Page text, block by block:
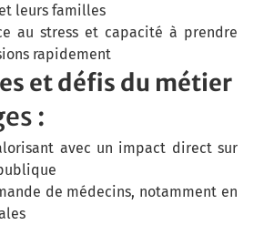
leurs familles
au stress et capacité à prendre
rapidement
et défis du métier
:
avec un impact direct sur
de médecins, notamment en